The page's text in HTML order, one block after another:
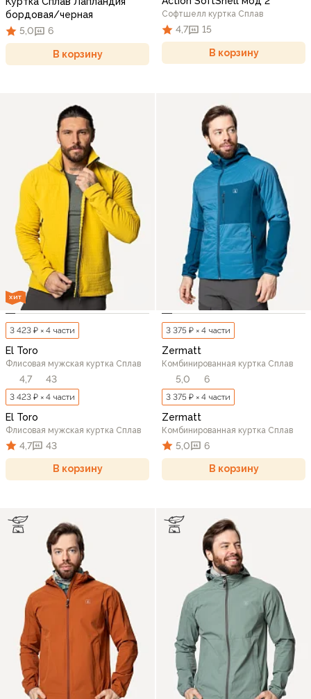
бордовая/черная
5,0
6
В корзину
Софтшелл куртка Сплав
4,7 15
В корзину
ХИТ
3 423 ₽ × 4 части
El Toro
Флисовая мужская куртка Сплав
4,7 43
3 423 ₽ × 4 части
El Toro
Флисовая мужская куртка Сплав
4,7 43
В корзину
3 375 ₽ × 4 части
Zermatt
Комбинированная куртка Сплав
5,0 6
3 375 ₽ × 4 части
Zermatt
Комбинированная куртка Сплав
5,0 6
В корзину